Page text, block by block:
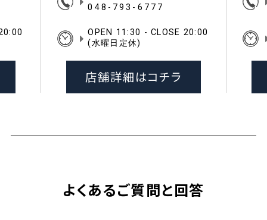
048-793-6777
OPEN 11:30 - CLOSE 20:00
(水曜日定休)
店舗詳細はコチラ
よくあるご質問と回答